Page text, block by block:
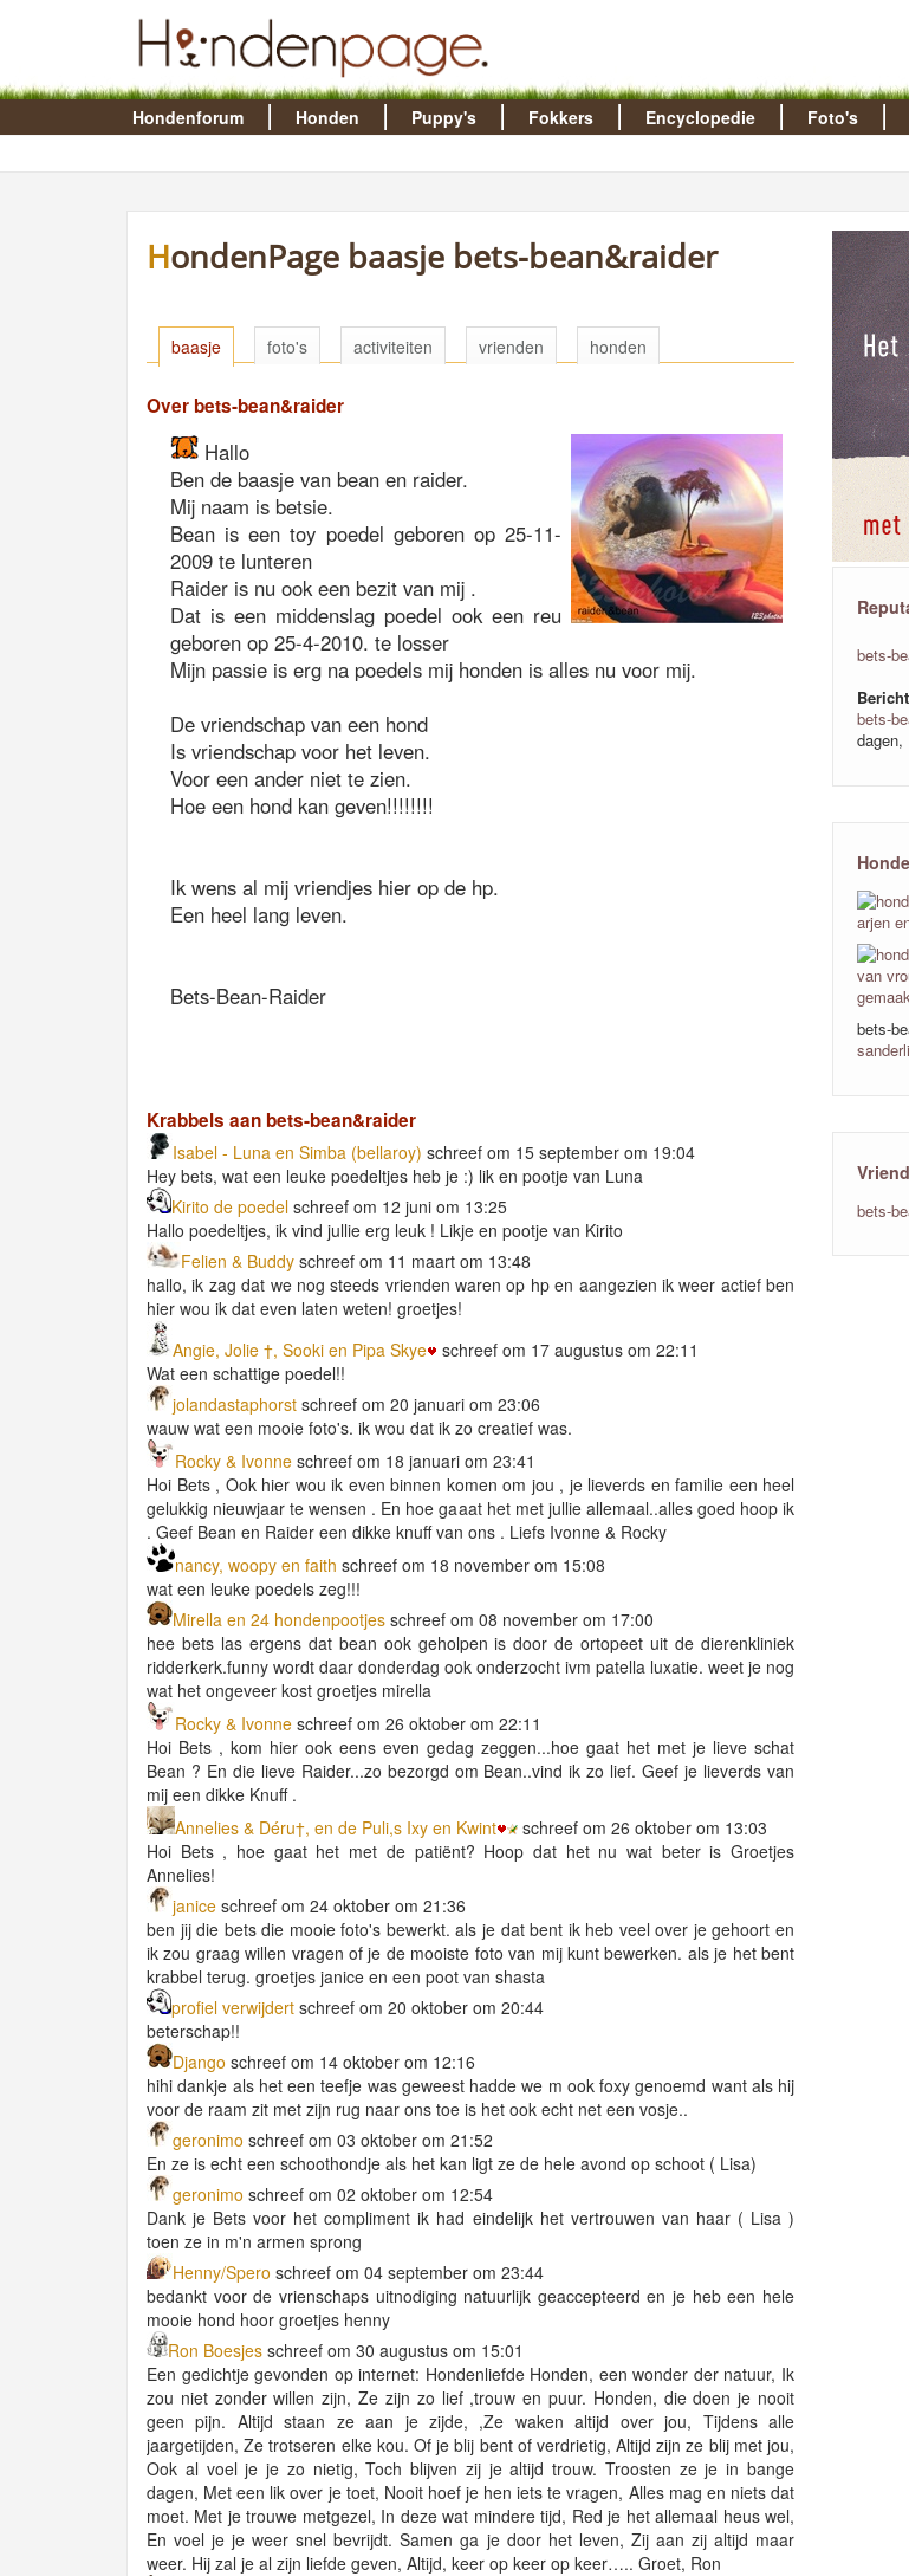
Hondenforum Honden Puppy's Fokkers Encyclopedie Foto's
HondenPage baasje bets-bean&raider
baasje foto's activiteiten vrienden honden
Over bets-bean&raider
Hallo
Ben de baasje van bean en raider.
Mij naam is betsie.
Bean is een toy poedel geboren op 25-11-
2009 te lunteren
Raider is nu ook een bezit van mij .
Dat is een middenslag poedel ook een reu
geboren op 25-4-2010. te losser
Mijn passie is erg na poedels mij honden is alles nu voor mij.
De vriendschap van een hond
Is vriendschap voor het leven.
Voor een ander niet te zien.
Hoe een hond kan geven!!!!!!!!
Ik wens al mij vriendjes hier op de hp.
Een heel lang leven.
Bets-Bean-Raider
Krabbels aan bets-bean&raider
Isabel - Luna en Simba (bellaroy) schreef om 15 september om 19:04
Hey bets, wat een leuke poedeltjes heb je :) lik en pootje van Luna
Kirito de poedel schreef om 12 juni om 13:25
Hallo poedeltjes, ik vind jullie erg leuk ! Likje en pootje van Kirito
Felien & Buddy schreef om 11 maart om 13:48
hallo, ik zag dat we nog steeds vrienden waren op hp en aangezien ik weer actief ben
hier wou ik dat even laten weten! groetjes!
Angie, Jolie †, Sooki en Pipa Skye
schreef om 17 augustus om 22:11
Wat een schattige poedel!!
jolandastaphorst schreef om 20 januari om 23:06
wauw wat een mooie foto's. ik wou dat ik zo creatief was.
Rocky & Ivonne schreef om 18 januari om 23:41
Hoi Bets , Ook hier wou ik even binnen komen om jou , je lieverds en familie een heel
gelukkig nieuwjaar te wensen . En hoe gaaat het met jullie allemaal..alles goed hoop ik
. Geef Bean en Raider een dikke knuff van ons . Liefs Ivonne & Rocky
nancy, woopy en faith schreef om 18 november om 15:08
wat een leuke poedels zeg!!!
Mirella en 24 hondenpootjes schreef om 08 november om 17:00
hee bets las ergens dat bean ook geholpen is door de ortopeet uit de dierenkliniek
ridderkerk.funny wordt daar donderdag ook onderzocht ivm patella luxatie. weet je nog
wat het ongeveer kost groetjes mirella
Rocky & Ivonne schreef om 26 oktober om 22:11
Hoi Bets , kom hier ook eens even gedag zeggen...hoe gaat het met je lieve schat
Bean ? En die lieve Raider...zo bezorgd om Bean..vind ik zo lief. Geef je lieverds van
mij een dikke Knuff .
Annelies & Déru†, en de Puli,s Ixy en Kwint
schreef om 26 oktober om 13:03
Hoi Bets , hoe gaat het met de patiënt? Hoop dat het nu wat beter is Groetjes
Annelies!
janice schreef om 24 oktober om 21:36
ben jij die bets die mooie foto's bewerkt. als je dat bent ik heb veel over je gehoort en
ik zou graag willen vragen of je de mooiste foto van mij kunt bewerken. als je het bent
krabbel terug. groetjes janice en een poot van shasta
profiel verwijdert schreef om 20 oktober om 20:44
beterschap!!
Django schreef om 14 oktober om 12:16
hihi dankje als het een teefje was geweest hadde we m ook foxy genoemd want als hij
voor de raam zit met zijn rug naar ons toe is het ook echt net een vosje..
geronimo schreef om 03 oktober om 21:52
En ze is echt een schoothondje als het kan ligt ze de hele avond op schoot ( Lisa)
geronimo schreef om 02 oktober om 12:54
Dank je Bets voor het compliment ik had eindelijk het vertrouwen van haar ( Lisa )
toen ze in m'n armen sprong
Henny/Spero schreef om 04 september om 23:44
bedankt voor de vrienschaps uitnodiging natuurlijk geaccepteerd en je heb een hele
mooie hond hoor groetjes henny
Ron Boesjes schreef om 30 augustus om 15:01
Een gedichtje gevonden op internet: Hondenliefde Honden, een wonder der natuur, Ik
zou niet zonder willen zijn, Ze zijn zo lief ,trouw en puur. Honden, die doen je nooit
geen pijn. Altijd staan ze aan je zijde, ,Ze waken altijd over jou, Tijdens alle
jaargetijden, Ze trotseren elke kou. Of je blij bent of verdrietig, Altijd zijn ze blij met jou,
Ook al voel je je zo nietig, Toch blijven zij je altijd trouw. Troosten ze je in bange
dagen, Met een lik over je toet, Nooit hoef je hen iets te vragen, Alles mag en niets dat
moet. Met je trouwe metgezel, In deze wat mindere tijd, Red je het allemaal heus wel,
En voel je je weer snel bevrijdt. Samen ga je door het leven, Zij aan zij altijd maar
weer. Hij zal je al zijn liefde geven, Altijd, keer op keer op keer….. Groet, Ron
bets-
bets-
dagen,
bets-
bets-